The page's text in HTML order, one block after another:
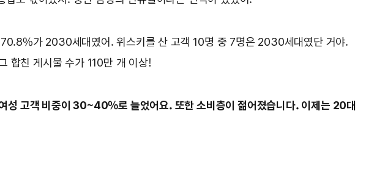
가 2030세대였어. 위스키를 산 고객 10명 중 7명은 2030세대였단 거야.
합친 게시물 수가 110만 개 이상!
성 고객 비중이 30~40%로 늘었어요. 또한 소비층이 젊어졌습니다. 이제는 20대